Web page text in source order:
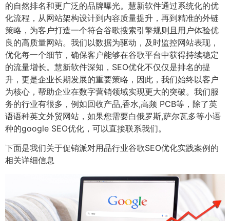
的自然排名和更广泛的品牌曝光。慧新软件通过系统化的优
化流程，从网站架构设计到内容质量提升，再到精准的外链
策略，为客户打造一个符合谷歌搜索引擎规则且用户体验优
良的高质量网站。我们以数据为驱动，及时监控网站表现，
优化每一个细节，确保客户能够在谷歌平台中获得持续稳定
的流量增长。慧新软件深知，SEO优化不仅仅是排名的提
升，更是企业长期发展的重要策略，因此，我们始终以客户
为核心，帮助企业在数字营销领域实现更大的突破。我们服
务的行业有很多，例如回收产品,香水,高频 PCB等，除了英
语语种英文外贸网站，如果您需要白俄罗斯,萨尔瓦多等小语
种的google SEO优化，可以直接联系我们。
下面是我们关于促销派对用品行业谷歌SEO优化实践案例的
相关详细信息